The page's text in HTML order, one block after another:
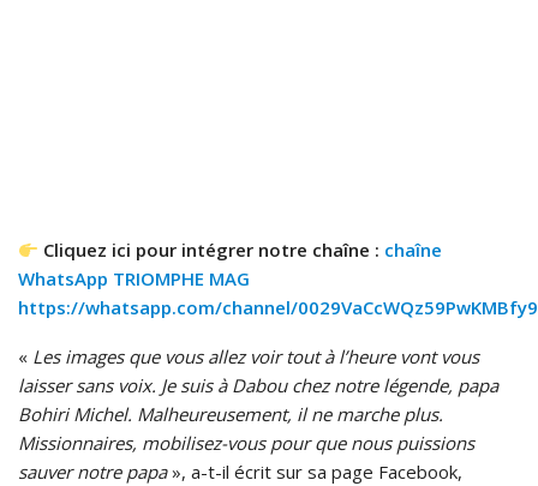
Cliquez ici pour intégrer notre chaîne : chaîne
WhatsApp TRIOMPHE MAG
https://whatsapp.com/channel/
« Les images que vous allez voir tout à l’heure vont vous
laisser sans voix. Je suis à Dabou chez notre légende, papa
Bohiri Michel. Malheureusement, il ne marche plus.
Missionnaires, mobilisez-vous pour que nous puissions
sauver notre papa», a-t-il écrit sur sa page Facebook,